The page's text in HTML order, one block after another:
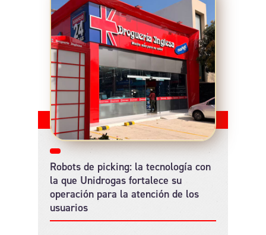
Robots de picking: la tecnología con
la que Unidrogas fortalece su
operación para la atención de los
usuarios